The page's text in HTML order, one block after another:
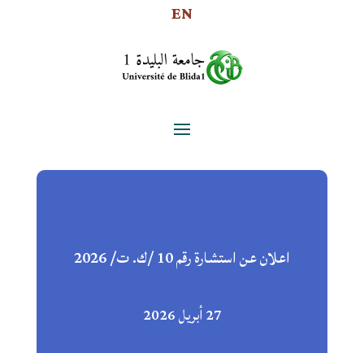
EN
اعلان عن استشارة رقم 10 /ك. ت/ 2026
27 أبريل 2026